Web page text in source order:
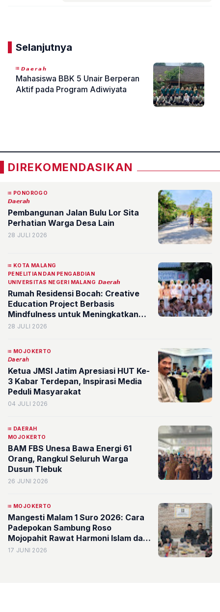
Selanjutnya
𝘿𝙖𝙚𝙧𝙖𝙝
Mahasiswa BBK 5 Unair Berperan
Aktif pada Program Adiwiyata
DIREKOMENDASIKAN
PONOROGO
𝘿𝙖𝙚𝙧𝙖𝙝
Pembangunan Jalan Bulu Lor Sita
Perhatian Warga Desa Lain
28 JULI 2026
KOTA MALANG
PENELITIAN DAN PENGABDIAN
UNIVERSITAS NEGERI MALANG 𝘿𝙖𝙚𝙧𝙖𝙝
Rumah Residensi Bocah: Creative
Education Project Berbasis
Mindfulness untuk Meningkatkan
Grit Siswa Sekolah Dasar
28 JULI 2026
MOJOKERTO
𝘋𝘢𝘦𝘳𝘢𝘩
Ketua JMSI Jatim Apresiasi HUT Ke-
3 Kabar Terdepan, Inspirasi Media
Peduli Masyarakat
04 JULI 2026
DAERAH
MOJOKERTO
BAM FBS Unesa Bawa Energi 61
Orang, Rangkul Seluruh Warga
Dusun Tlebuk
26 JUNI 2026
MOJOKERTO
Mangesti Malam 1 Suro 2026: Cara
Padepokan Sambung Roso
Mojopahit Rawat Harmoni Islam dan
Budaya Jawa
17 JUNI 2026